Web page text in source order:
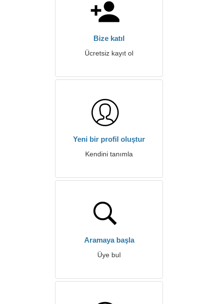
Bize katıl
Ücretsiz kayıt ol
Yeni bir profil oluştur
Kendini tanımla
Aramaya başla
Üye bul